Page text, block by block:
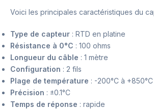
Voici les principales caractéristiques du
Type de capteur : RTD en platine
Résistance à 0°C : 100 ohms
Longueur du câble : 1 mètre
Configuration : 2 fils
Plage de température : -200°C à +850°C
Précision : ±0.1°C
Temps de réponse : rapide